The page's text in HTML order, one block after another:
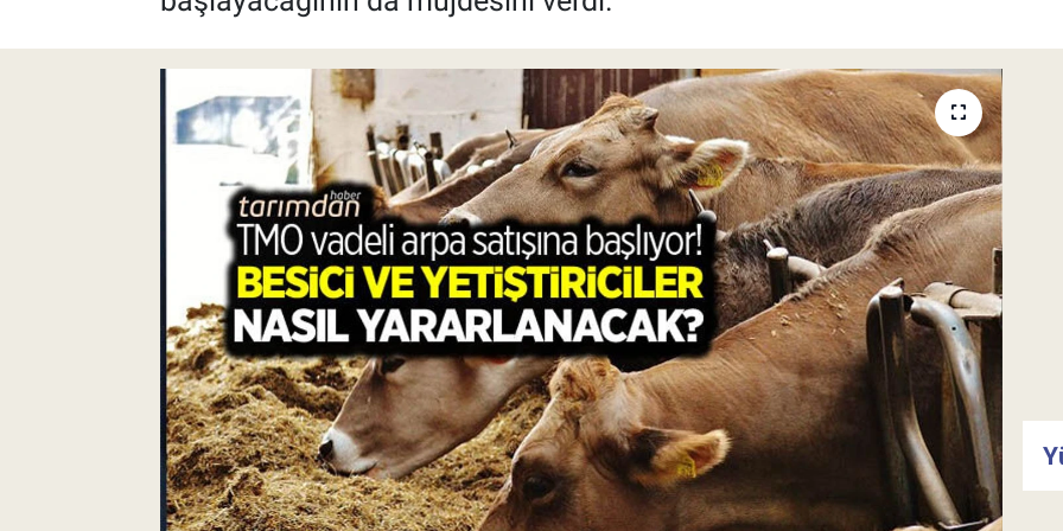
Pankobirlik
Yetiştirici Soruyor
Üretici Birlikleri
Şeker ve Şekerli Mamüller
Tahıllar ve Baklagiller